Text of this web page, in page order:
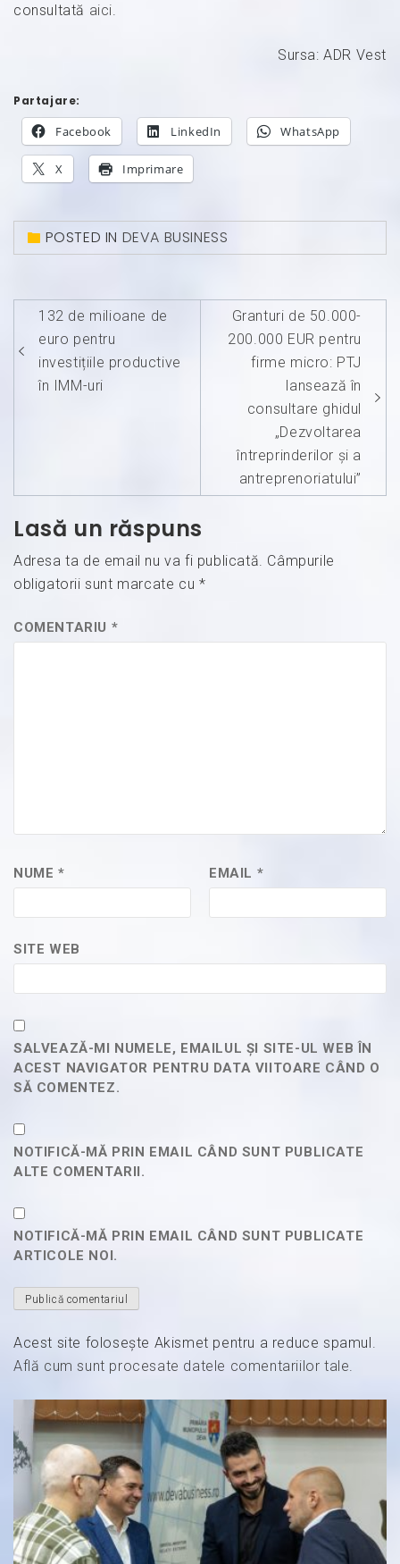
consultată aici
Sursa: ADR Vest
Partajare:
Facebook LinkedIn WhatsApp
X Imprimare
POSTED IN DEVA BUSINESS
Navigare
în
articole
132 de milioane de
euro pentru
investițiile productive
în IMM-uri
Granturi de 50.000-
200.000 EUR pentru
firme micro: PTJ
lansează în
consultare ghidul
„Dezvoltarea
întreprinderilor și a
antreprenoriatului”
Lasă un răspuns
Adresa ta de email nu va fi publicată. Câmpurile
obligatorii sunt marcate cu *
COMENTARIU *
NUME * EMAIL *
SITE WEB
SALVEAZĂ-MI NUMELE, EMAILUL ȘI SITE-UL WEB ÎN
ACEST NAVIGATOR PENTRU DATA VIITOARE CÂND O
SĂ COMENTEZ.
NOTIFICĂ-MĂ PRIN EMAIL CÂND SUNT PUBLICATE
ALTE COMENTARII.
NOTIFICĂ-MĂ PRIN EMAIL CÂND SUNT PUBLICATE
ARTICOLE NOI.
Acest site folosește Akismet pentru a reduce spamul.
Află cum sunt procesate datele comentariilor tale.